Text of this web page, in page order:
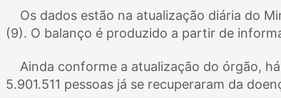
Os dados estão na atualização diária do
(9). O balanço é produzido a partir de
Ainda conforme a atualização do órgão,
5.901.511 pessoas já se recuperaram da